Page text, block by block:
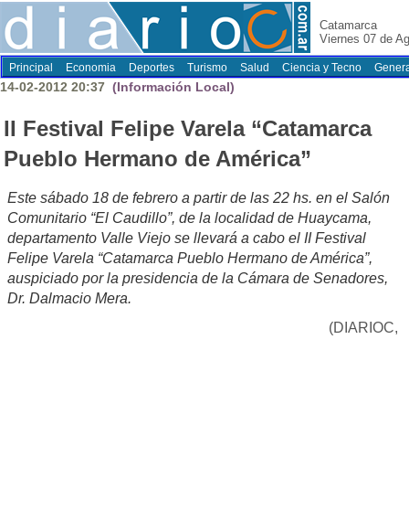
Catamarca
Viernes 07 de
Principal Economia Deportes Turismo Salud Ciencia y Tecno
14-02-2012 20:37 (Información Local)
II Festival Felipe Varela “Catamarca
Pueblo Hermano de América”
Este sábado 18 de febrero a partir de las 22 hs. en el Salón
Comunitario “El Caudillo”, de la localidad de Huaycama,
departamento Valle Viejo se llevará a cabo el II Festival
Felipe Varela “Catamarca Pueblo Hermano de América”,
auspiciado por la presidencia de la Cámara de Senadores,
Dr. Dalmacio Mera.
(DIARIOC,